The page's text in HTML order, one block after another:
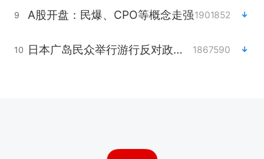
9 A股开盘：民爆、CPO等概念走强1901852
10 日本广岛民众举行游行反对政府行径 1867590